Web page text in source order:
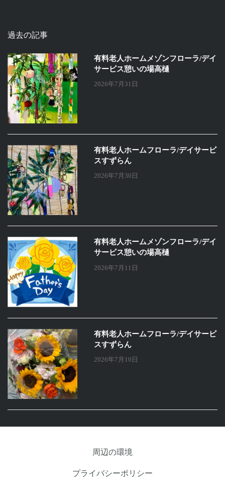
過去の記事
有料老人ホームメゾンフローラ/デイ
サービス憩いの場高樋
2026年7月31日
有料老人ホームフローラ/デイサービ
スすずらん
2026年7月30日
有料老人ホームメゾンフローラ/デイ
サービス憩いの場高樋
2026年7月11日
有料老人ホームフローラ/デイサービ
スすずらん
2026年7月10日
周辺の環境
プライバシーポリシー